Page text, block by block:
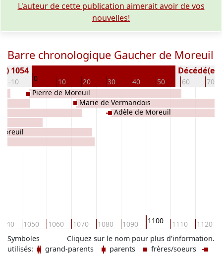
L'auteur de cette publication aimerait avoir de vos
nouvelles!
Barre chronologique Gaucher de Moreuil
-10 0 10 20 30 40 50 60 70
1054 Décédé(e /
1050 1060 1070 1080 1090 1100 1110 1120
Pierre de Moreuil
Marie de Vermandois
Adèle de Moreuil
Cliquez sur le nom pour plus d'information.
Symboles
utilisés:
grand-parents parents
frères/soeurs